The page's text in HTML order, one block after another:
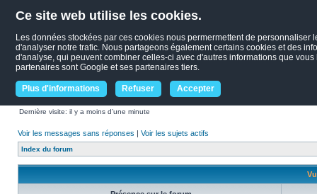
Ce site web utilise les cookies.
Les données stockées par ces cookies nous permermettent de
d'analyser notre trafic. Nous partageons également certains cookies et des
d'analyse, qui peuvent combiner celles-ci avec d'autres informations que
partenaires sont Google et ses partenaires tiers.
Plus d'informations Refuser Accepter
Dernière visite: il y a moins d’une minute
Voir les messages sans réponses | Voir les sujets actifs
Index du forum